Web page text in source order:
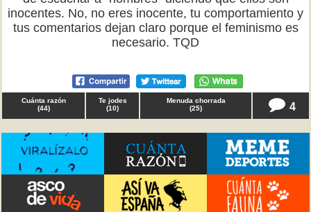
inocentes. No, no eres inocente, tu comportamiento y
tus comentarios dejan claro porque el feminismo es
necesario. TQD
Cuánta razón
(44)
Te jodes
(10)
Menuda chorrada
(25) 4